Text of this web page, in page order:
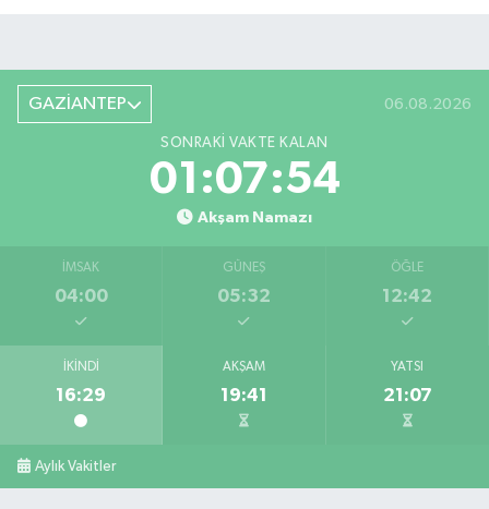
GAZİANTEP 06.08.2026
SONRAKI VAKTE KALAN
01:07:53
Akşam Namazı
İMSAK
04:00
GÜNEŞ
05:32
ÖĞLE
12:42
İKINDI
16:29
AKŞAM
19:41
YATSI
21:07
Aylık Vakitler